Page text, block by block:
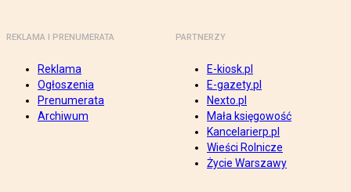
REKLAMA I PRENUMERATA
Reklama
Ogłoszenia
Prenumerata
Archiwum
PARTNERZY
E-kiosk.pl
E-gazety.pl
Nexto.pl
Mała księgowość
Kancelarierp.pl
Wieści Rolnicze
Życie Warszawy